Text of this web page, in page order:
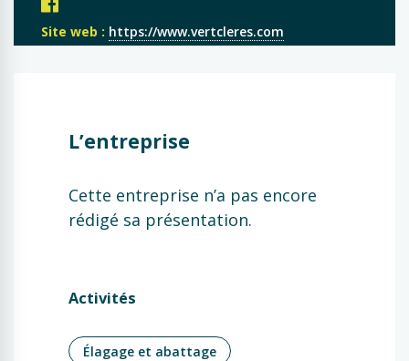
Site web : https://www.vertcleres.com
L’entreprise
Cette entreprise n’a pas encore
rédigé sa présentation.
Activités
Élagage et abattage